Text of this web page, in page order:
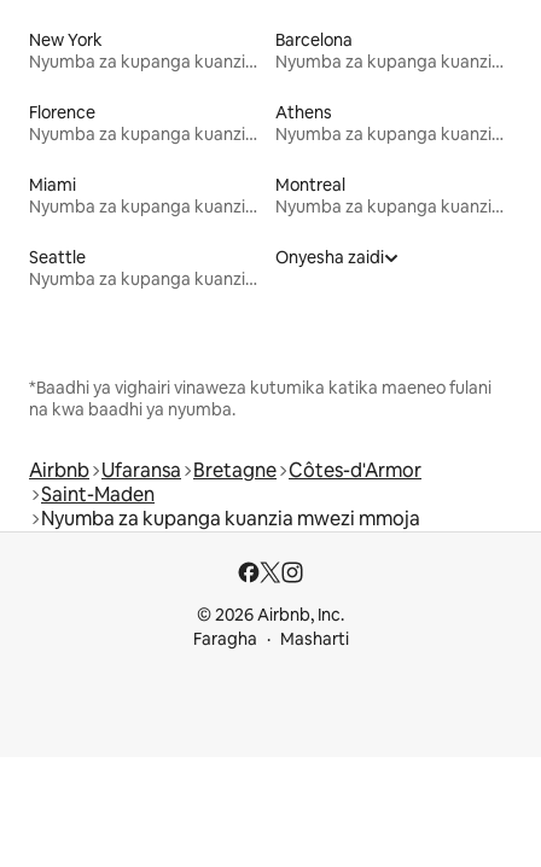
New York
Nyumba za kupanga kuanzia mwezi mmoja
Barcelona
Nyumba za kupanga kuanzia mwezi mmoja
Florence
Nyumba za kupanga kuanzia mwezi mmoja
Athens
Nyumba za kupanga kuanzia mwezi mmoja
Miami
Nyumba za kupanga kuanzia mwezi mmoja
Montreal
Nyumba za kupanga kuanzia mwezi mmoja
Seattle
Nyumba za kupanga kuanzia mwezi mmoja
Onyesha zaidi
*Baadhi ya vighairi vinaweza kutumika katika maeneo fulani
na kwa baadhi ya nyumba.
Airbnb Ufaransa Bretagne Côtes-d'Armor
Saint-Maden
Nyumba za kupanga kuanzia mwezi mmoja
© 2026 Airbnb, Inc.
Faragha
Masharti